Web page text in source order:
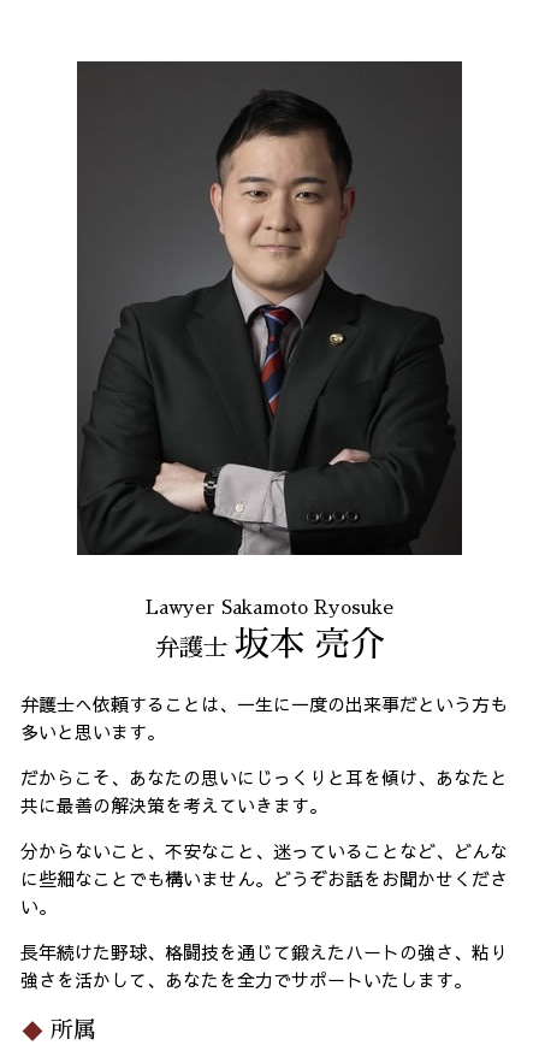
Lawyer Sakamoto Ryosuke
弁護士 坂本 亮介
弁護士へ依頼することは、一生に一度の出来事だという方も
多いと思います。
だからこそ、あなたの思いにじっくりと耳を傾け、あなたと
共に最善の解決策を考えていきます。
分からないこと、不安なこと、迷っていることなど、どんな
に些細なことでも構いません。どうぞお話をお聞かせくださ
い。
長年続けた野球、格闘技を通じて鍛えたハートの強さ、粘り
強さを活かして、あなたを全力でサポートいたします。
所属